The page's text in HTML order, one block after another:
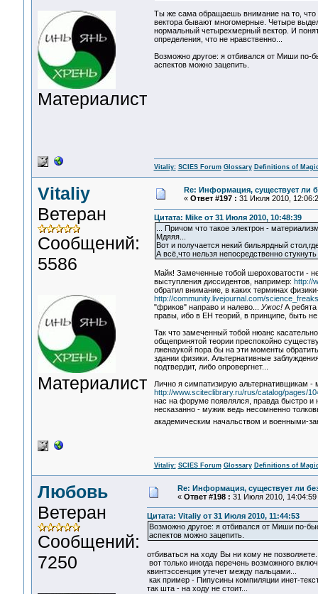
Материалист
Ты же сама обращаешь внимание на то, что
вектора бывают многомерные. Четыре
нормальный четырехмерный вектор. И
определения, что не нравственно...
Возможно другое: я отбивался от Миши по-
аспектов можно зацепить.
Vitaliy: SCIES Forum Glossary Definitions of
Vitaliy
Ветеран
Сообщений:
5586
Материалист
Re: Информация, существует ли
« Ответ #197 : 31 Июля 2010,
Цитата: Mike от 31 Июля 2010, 10:48:39
... Причом что такое электрон -
Мдяяя...
Вот и получается некий бильярдный
А всё,что нельзя непосредственно
Майк! Замеченные тобой шероховатости -
выступления диссидентов, например: http://
обратил внимание, в каких терминах
http://community.livejournal.com/
"фриков" направо и налево...
Ужос!А ребята
правы, ибо в ЕН теорий, в принципе, быть
Так что замеченный тобой нюанс
общепринятой теории преспокойно
лженаукой пора бы на эти моменты
здании физики. Альтернативные
подтвердит, либо опровергнет...
Лично я симпатизирую альтернативщикам -
http://www.sciteclibrary.ru/rus/catalog/pages/
нас на форуме появлялся, правда быстро и
несказанно - мужик ведь несомненно
академическим начальством и военными-
Vitaliy: SCIES Forum Glossary Definitions of
Любовь
Ветеран
Сообщений:
7250
Re: Информация, существует ли
« Ответ #198 : 31 Июля 2010, 14:04:59
Цитата: Vitaliy от 31 Июля 2010, 11:44:53
Возможно другое: я отбивался от Миши по-
аспектов можно зацепить.
отбиваться на ходу Вы ни кому не
вот только иногда перечень возможного
квинтэссенция утечет между пальцами...
как пример - Пипусины компиляции инет-
так шта - на ходу не стоит...